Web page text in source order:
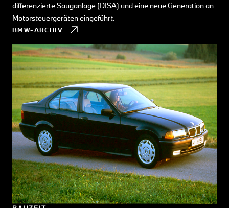
differenzierte Sauganlage (DISA) und eine neue Generation an
Motorsteuergeräten eingeführt.
BMW-ARCHIV